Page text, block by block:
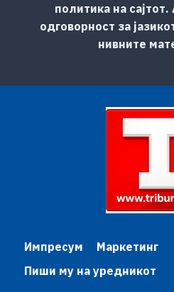
политика на
одговорност за
нивните
Импресум
Маркетинг
Пиши му на уредникот